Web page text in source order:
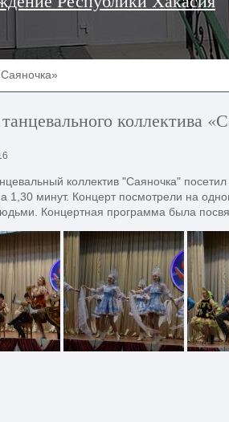
коллектива
коллектив "Саяночка"
1,30 минут. Концерт посмотрели на
Концертная программа была